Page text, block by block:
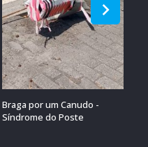
Braga por um Canudo -
Síndrome do Poste